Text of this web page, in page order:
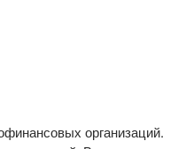
организаций.